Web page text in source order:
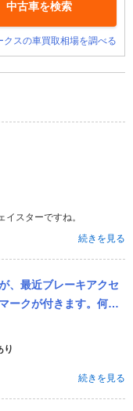
中古車を検索
クスの車買取相場を調べる
イスターですね。
続きを見る
、最近ブレーキアクセ
ークが付きます。何故
された日産 デイズルー
り
続きを見る